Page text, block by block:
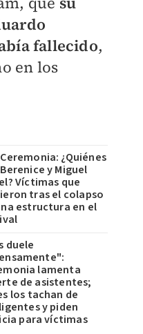
fallecido,
en los
¿Quiénes
y Miguel
Víctimas que
tras el colapso
estructura en el
duele
lamenta
de asistentes;
los tachan de
y piden
para víctimas